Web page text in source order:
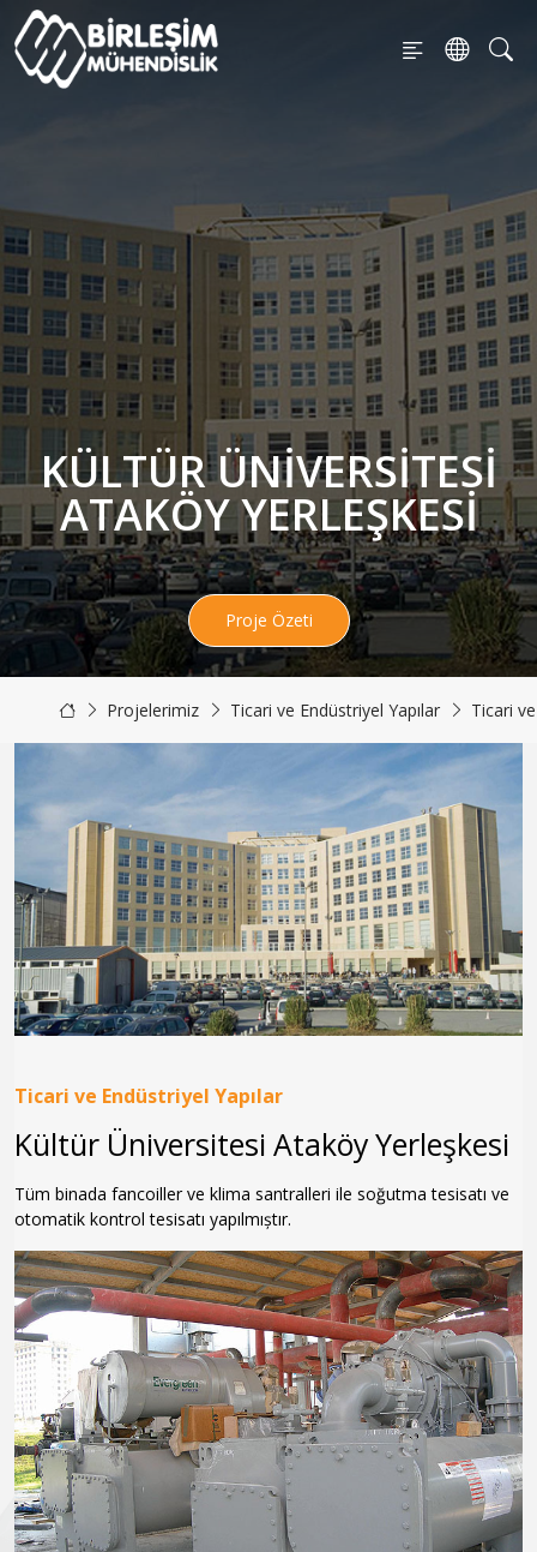
KÜLTÜR ÜNIVERSITESI
ATAKÖY YERLEŞKESI
Proje Özeti
Projelerimiz Ticari ve Endüstriyel Yapılar Ticari
Ticari ve Endüstriyel Yapılar
Kültür Üniversitesi Ataköy Yerleşkesi
Tüm binada fancoiller ve klima santralleri ile soğutma tesisatı ve
otomatik kontrol tesisatı yapılmıștır.